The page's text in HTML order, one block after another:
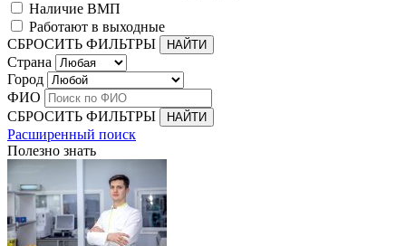
Наличие ВМП
Работают в выходные
СБРОСИТЬ ФИЛЬТРЫ
Страна
Город
ФИО
СБРОСИТЬ ФИЛЬТРЫ
Расширенный поиск
Полезно знать